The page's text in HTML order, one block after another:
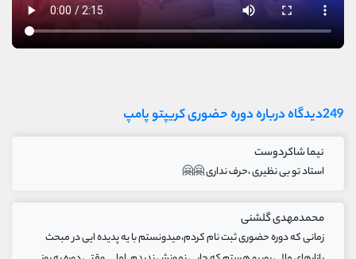
249دیدگاه درباره دوره حضوری کریپتو پامپ
نیما شاکردوست
استاد تو بی نظیری ،حرف نداری 🤗🤗
محمدمهدی گلشنی
زمانی که دوره حضوری ثبت نام کردم،میدونستم با یه پدیده ایی در مبحث